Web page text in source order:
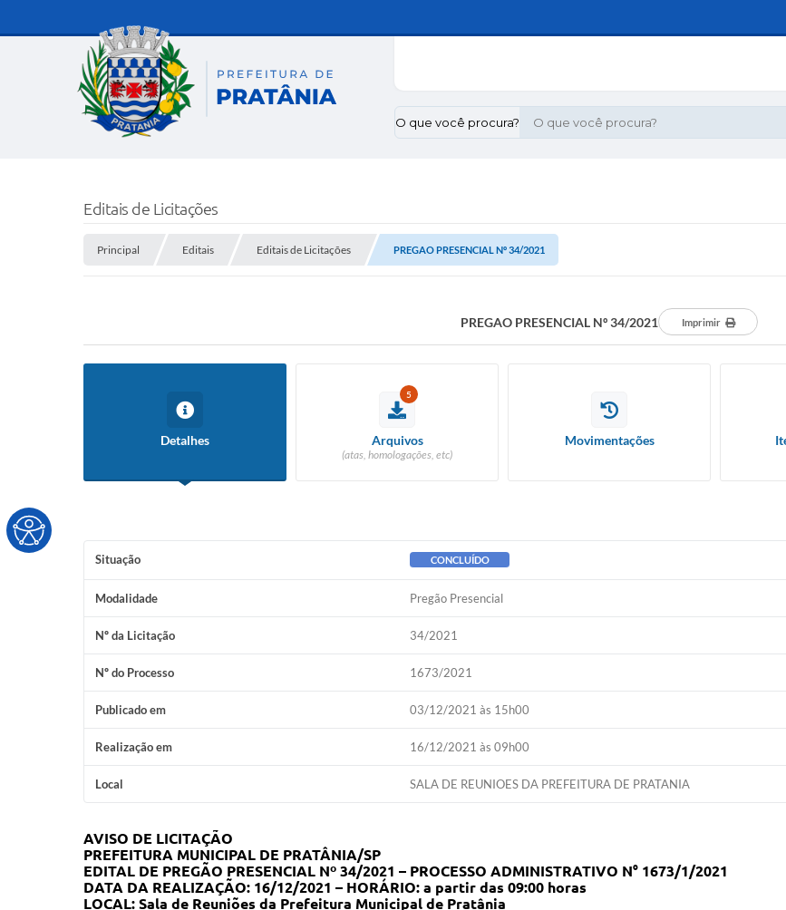
O que você procura?
Editais de Licitações
Principal Editais Editais de Licitações PREGAO PRESENCIAL Nº 34/2021
PREGAO PRESENCIAL Nº 34/2021 Imprimir
Detalhes
5
Arquivos
(atas, homologações, etc)
Movimentações
Situação CONCLUÍDO
Modalidade Pregão Presencial
Nº da Licitação 34/2021
Nº do Processo 1673/2021
Publicado em 03/12/2021 às 15h00
Realização em 16/12/2021 às 09h00
Local SALA DE REUNIOES DA PREFEITURA DE PRATANIA
AVISO DE LICITAÇÃO
PREFEITURA MUNICIPAL DE PRATÂNIA/SP
EDITAL DE PREGÃO PRESENCIAL Nº 34/2021 – PROCESSO ADMINISTRATIVO N° 1673/1/2021
DATA DA REALIZAÇÃO: 16/12/2021 – HORÁRIO: a partir das 09:00 horas
LOCAL: Sala de Reuniões da Prefeitura Municipal de Pratânia